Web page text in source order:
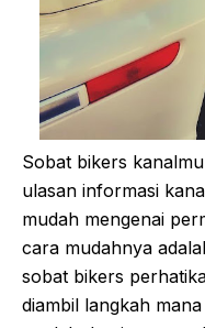
Sobat bikers
ulasan informasi
mudah mengenai
cara mudahnya
sobat bikers
diambil langkah